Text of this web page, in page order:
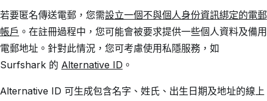
若要匿名傳送電郵，您需設立一個不與個人身份資訊綁定的電郵
帳戶 。在註冊過程中，您可能會被要求提供一些個人資料及備用
電郵地址。針對此情況，您可考慮使用私隱服務，如
Surfshark 的 Alternative ID 。
Alternative ID 可生成包含名字、姓氏、出生日期及地址的線上